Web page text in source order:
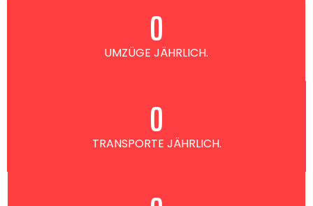
UMZÜGE JÄHRLICH.
0
TRANSPORTE JÄHRLICH.
0